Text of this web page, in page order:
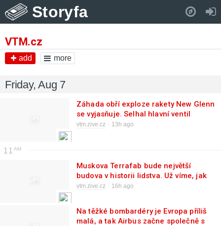
Storyfa
VTM.cz
add more
Friday, Aug 7
Záhada obří exploze rakety New Glenn
se vyjasňuje. Selhal hlavní ventil
kapalného kyslíku motoru BE-4
vtm.zive.cz 13h ago
11
Muskova Terrafab bude největší
budova v historii lidstva. Už víme, jak
bude vypadat a že bude stát v
vtm.zive.cz 16h ago
Na těžké bombardéry je Evropa příliš
malá, a tak Airbus začne společně s
Pull down to refresh..